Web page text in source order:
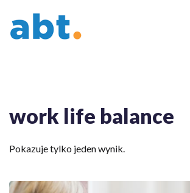
work life balance
Pokazuje tylko jeden wynik.